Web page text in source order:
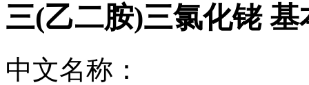
三(乙二胺)三氯化铑 基
中文名称：